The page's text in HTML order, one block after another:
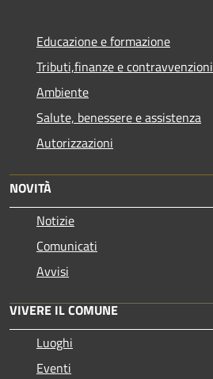
Educazione e formazione
Tributi,finanze e contravvenzioni
Ambiente
Salute, benessere e assistenza
Autorizzazioni
NOVITÀ
Notizie
Comunicati
Avvisi
VIVERE IL COMUNE
Luoghi
Eventi